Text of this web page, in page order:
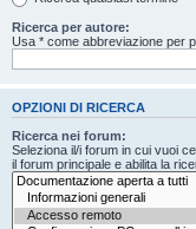
Ricerca per autore:
Usa * come abbreviazione per
OPZIONI DI RICERCA
Ricerca nei forum:
Seleziona il/i forum in cui vuoi
il forum principale e abilita la